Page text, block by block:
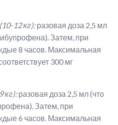
12 кг):разовая доза 2,5 мл
ибупрофена). Затем, при
8 часов. Максимальная
300 мг
кг):разовая доза 2,5 мл (что
Затем, при
6 часов. Максимальная